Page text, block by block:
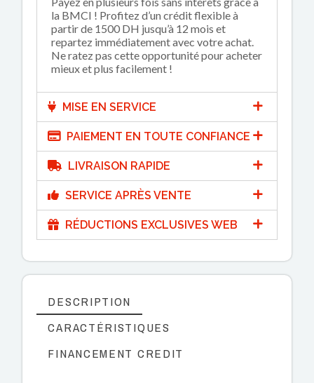
la BMCI ! Profitez d’un crédit flexible à
partir de 1500 DH jusqu’à 12 mois et
repartez immédiatement avec votre achat.
Ne ratez pas cette opportunité pour acheter
mieux et plus facilement !
MISE EN SERVICE
PAIEMENT EN TOUTE CONFIANCE
LIVRAISON RAPIDE
SERVICE APRÈS VENTE
RÉDUCTIONS EXCLUSIVES WEB
DESCRIPTION
CARACTÉRISTIQUES
FINANCEMENT CREDIT